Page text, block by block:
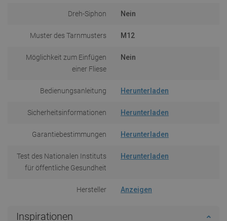
Dreh-Siphon Nein
Muster des Tarnmusters M12
Möglichkeit zum Einfügen
einer Fliese
Nein
Bedienungsanleitung Herunterladen
Sicherheitsinformationen Herunterladen
Garantiebestimmungen Herunterladen
Test des Nationalen Instituts
für öffentliche Gesundheit
Herunterladen
Hersteller Anzeigen
Inspirationen